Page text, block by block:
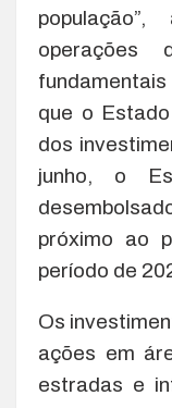
operações
que o
dos
junho, o
próximo ao
período de
Os
ações em
estradas e